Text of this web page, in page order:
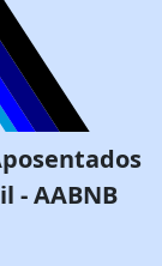
- AABNB